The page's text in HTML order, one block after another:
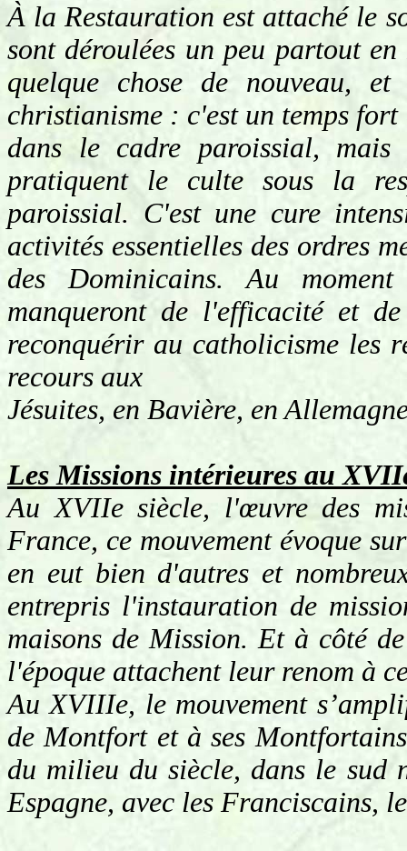
À la Restauration est attaché le
sont déroulées un peu partout
quelque chose de nouveau,
christianisme : c'est un temps
dans le cadre paroissial, mais
pratiquent le culte sous la
paroissial. C'est une cure
activités essentielles des ordres
des Dominicains. Au
manqueront de l'efficacité et
reconquérir au catholicisme les
recours aux
Jésuites, en Bavière, en
Les Missions intérieures au
Au XVIIe siècle, l'œuvre des
France, ce mouvement évoque
en eut bien d'autres et
entrepris l'instauration de
maisons de Mission. Et à côté
l'époque attachent leur renom à
Au XVIIIe, le mouvement
de Montfort et à ses
du milieu du siècle, dans le sud
Espagne, avec les Franciscains,